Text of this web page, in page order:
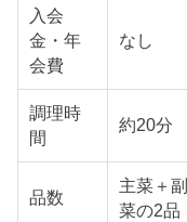
入会
金・年
会費
なし
調理時
間
約20分
品数
主菜＋副
菜の2品